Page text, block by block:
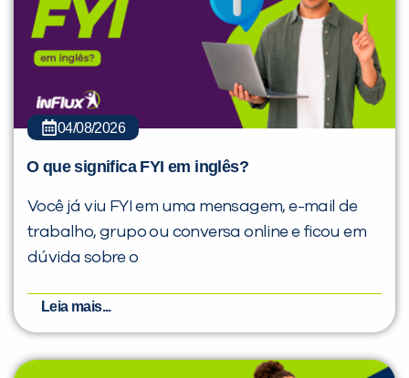
04/08/2026
O que significa FYI em inglês?
Você já viu FYI em uma mensagem, e-mail de
trabalho, grupo ou conversa online e ficou em
dúvida sobre o
Leia mais...